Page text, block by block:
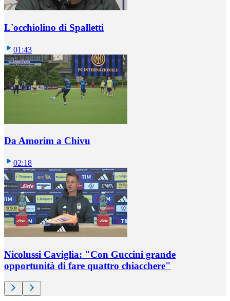
L'occhiolino di Spalletti
01:43
Da Amorim a Chivu
02:18
Nicolussi Caviglia: "Con Guccini grande
opportunità di fare quattro chiacchere"